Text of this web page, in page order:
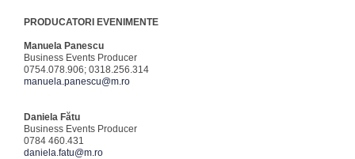
PRODUCATORI EVENIMENTE
Manuela Panescu
Business Events Producer
0754.078.906; 0318.256.314
manuela.panescu@m.ro
Daniela Fătu
Business Events Producer
0784 460.431
daniela.fatu@m.ro